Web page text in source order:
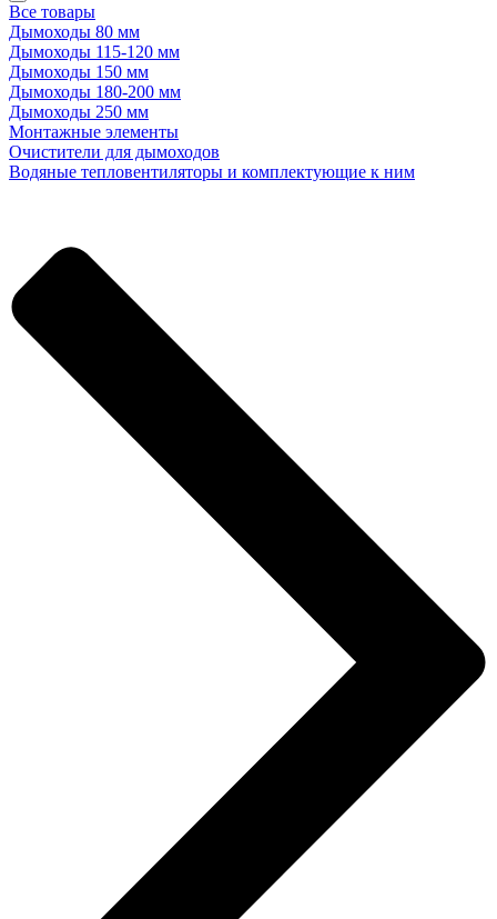
Все товары
Дымоходы 80 мм
Дымоходы 115-120 мм
Дымоходы 150 мм
Дымоходы 180-200 мм
Дымоходы 250 мм
Монтажные элементы
Очистители для дымоходов
Водяные тепловентиляторы и комплектующие к ним